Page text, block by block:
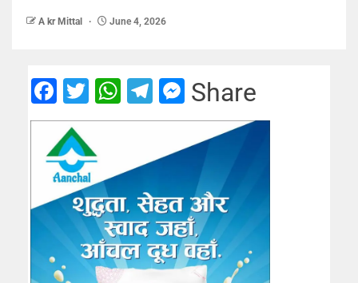
A kr Mittal June 4, 2026
Facebook
Twitter
WhatsApp
Telegram
Messenger
Share